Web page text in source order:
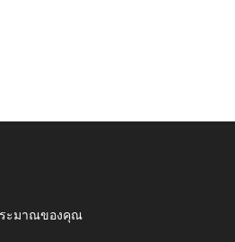
ระมาณของคุณ